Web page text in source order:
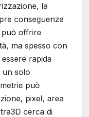
la
conseguenze
può offrire
ma spesso con
rapida
un solo
può
pixel, area
cerca di